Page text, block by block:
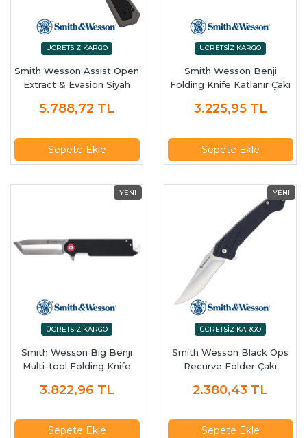
Smith Wesson Assist Open
Extract & Evasion Siyah
Siyah/Gri Saplı
5.788,72 TL
Sepete Ekle
Smith Wesson Benji
Folding Knife Katlanır Çakı
3.225,95 TL
Sepete Ekle
Smith Wesson Big Benji
Multi-tool Folding Knife
3.822,96 TL
Sepete Ekle
Smith Wesson Black Ops
Recurve Folder Çakı
2.380,43 TL
Sepete Ekle